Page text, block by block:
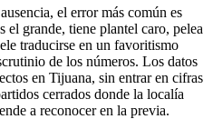
el error más común es
el grande, tiene plantel caro, pelea
traducirse en un favoritismo
de los números. Los datos
en Tijuana, sin entrar en cifras
cerrados donde la localía
a reconocer en la previa.